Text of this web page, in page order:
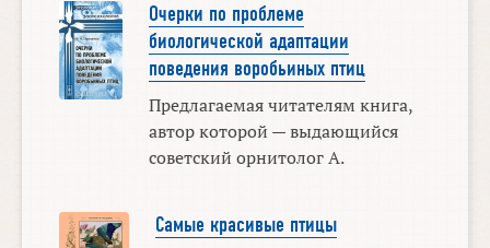
Очерки по проблеме
биологической адаптации
поведения воробьиных птиц
Предлагаемая читателям книга,
автор которой — выдающийся
советский орнитолог А.
Самые красивые птицы